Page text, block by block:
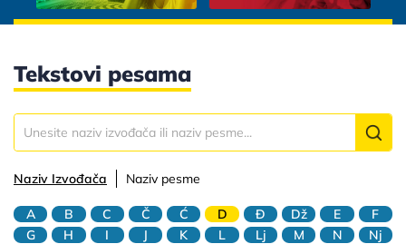
Tekstovi pesama
Naziv Izvođača Naziv pesme
A B C Č Ć D Đ Dž E
F
G
H I J K L Lj M N
Nj